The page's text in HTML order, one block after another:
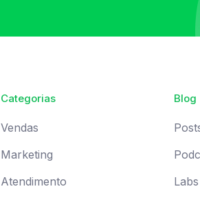
Categorias
Vendas
Marketing
Atendimento
Blog
Labs